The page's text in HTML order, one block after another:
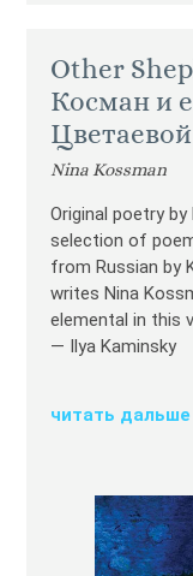
Other
Косман и
Цветаевой
Nina Kossman
Original poetry
selection of
from Russian by
writes Nina
elemental in this
— Ilya Kaminsky
читать дальше